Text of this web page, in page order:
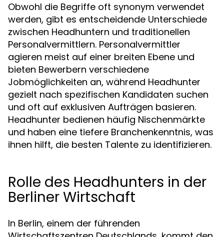
Obwohl die Begriffe oft synonym verwendet
werden, gibt es entscheidende Unterschiede
zwischen Headhuntern und traditionellen
Personalvermittlern. Personalvermittler
agieren meist auf einer breiten Ebene und
bieten Bewerbern verschiedene
Jobmöglichkeiten an, während Headhunter
gezielt nach spezifischen Kandidaten suchen
und oft auf exklusiven Aufträgen basieren.
Headhunter bedienen häufig Nischenmärkte
und haben eine tiefere Branchenkenntnis, was
ihnen hilft, die besten Talente zu identifizieren.
Rolle des Headhunters in der
Berliner Wirtschaft
In Berlin, einem der führenden